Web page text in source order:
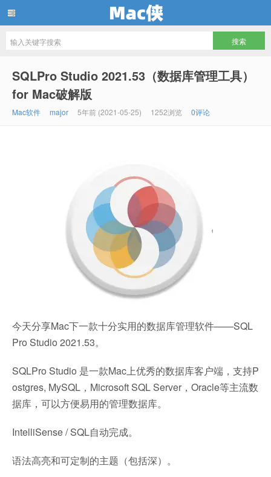
SQLPro Studio 2021.53（数据库管理工具）
for Mac破解版
Mac软件 major 5年前 (2021-05-25) 1252浏览 0评论
今天分享Mac下一款十分实用的数据库管理软件——SQL
Pro Studio 2021.53。
SQLPro Studio 是一款Mac上优秀的数据库客户端，支持P
ostgres, MySQL，Microsoft SQL Server，Oracle等主流数
据库，可以方便易用的管理数据库。
IntelliSense / SQL自动完成。
语法高亮和可定制的主题（包括深）。